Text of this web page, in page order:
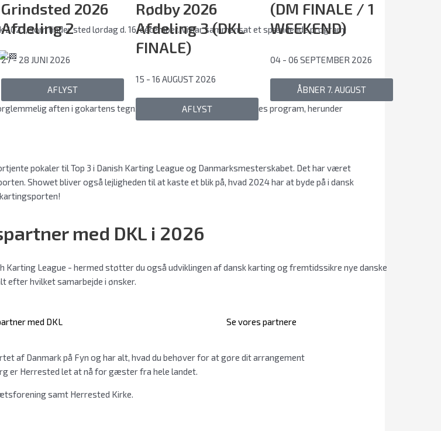
Grindsted 2026
Afdeling 2
27 - 28 JUNI 2026
AFLYST
Rødby 2026
Afdeling 3 (DKL
FINALE)
15 - 16 AUGUST 2026
AFLYST
(DM FINALE / 1
WEEKEND)
04 - 06 SEPTEMBER 2026
ÅBNER 7. AUGUST
med DKL i 2026
Karting League - hermed støtter du også udviklingen af dansk karting og fremtidssikre nye danske
efter hvilket samarbejde i ønsker.
med DKL Se vores partnere
som finder sted lørdag d. 16. december. Vi har sammensat et spændende program,
aften i gokartens tegn. Vi vil løbende offentliggøre vores program, herunder
pokaler til Top 3 i Danish Karting League og Danmarksmesterskabet. Det har været
Showet bliver også lejligheden til at kaste et blik på, hvad 2024 har at byde på i dansk
af Danmark på Fyn og har alt, hvad du behøver for at gøre dit arrangement
er Herrested let at nå for gæster fra hele landet.
samt Herrested Kirke.